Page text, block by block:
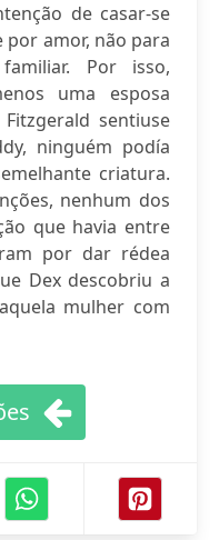
de casar-se
por amor, não para
Por isso,
uma esposa
sentiuse
ninguém podía
criatura.
nenhum dos
que havia entre
por dar rédea
Dex descobriu a
mulher com